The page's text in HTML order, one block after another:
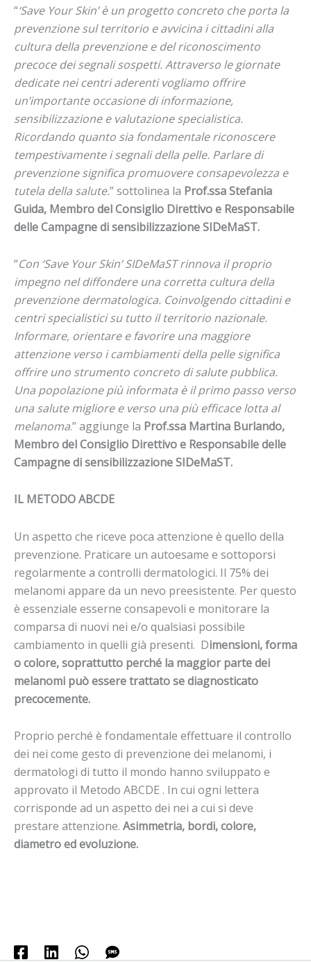
“‘Save Your Skin’ è un progetto concreto che porta la
prevenzione sul territorio e avvicina i cittadini alla
cultura della prevenzione e del riconoscimento
precoce dei segnali sospetti. Attraverso le giornate
dedicate nei centri aderenti vogliamo offrire
un’importante occasione di informazione,
sensibilizzazione e valutazione specialistica.
Ricordando quanto sia fondamentale riconoscere
tempestivamente i segnali della pelle. Parlare di
prevenzione significa promuovere consapevolezza e
tutela della salute.” sottolinea la Prof.ssa Stefania
Guida, Membro del Consiglio Direttivo e Responsabile
delle Campagne di sensibilizzazione SIDeMaST.
“Con ‘Save Your Skin’ SIDeMaST rinnova il proprio
impegno nel diffondere una corretta cultura della
prevenzione dermatologica. Coinvolgendo cittadini e
centri specialistici su tutto il territorio nazionale.
Informare, orientare e favorire una maggiore
attenzione verso i cambiamenti della pelle significa
offrire uno strumento concreto di salute pubblica.
Una popolazione più informata è il primo passo verso
una salute migliore e verso una più efficace lotta al
melanoma.” aggiunge la Prof.ssa Martina Burlando,
Membro del Consiglio Direttivo e Responsabile delle
Campagne di sensibilizzazione SIDeMaST.
IL METODO ABCDE
Un aspetto che riceve poca attenzione è quello della
prevenzione. Praticare un autoesame e sottoporsi
regolarmente a controlli dermatologici. Il 75% dei
melanomi appare da un nevo preesistente. Per questo
è essenziale esserne consapevoli e monitorare la
comparsa di nuovi nei e/o qualsiasi possibile
cambiamento in quelli già presenti. Dimensioni, forma
o colore, soprattutto perché la maggior parte dei
melanomi può essere trattato se diagnosticato
precocemente.
Proprio perché è fondamentale effettuare il controllo
dei nei come gesto di prevenzione dei melanomi, i
dermatologi di tutto il mondo hanno sviluppato e
approvato il Metodo ABCDE . In cui ogni lettera
corrisponde ad un aspetto dei nei a cui si deve
prestare attenzione. Asimmetria, bordi, colore,
diametro ed evoluzione.